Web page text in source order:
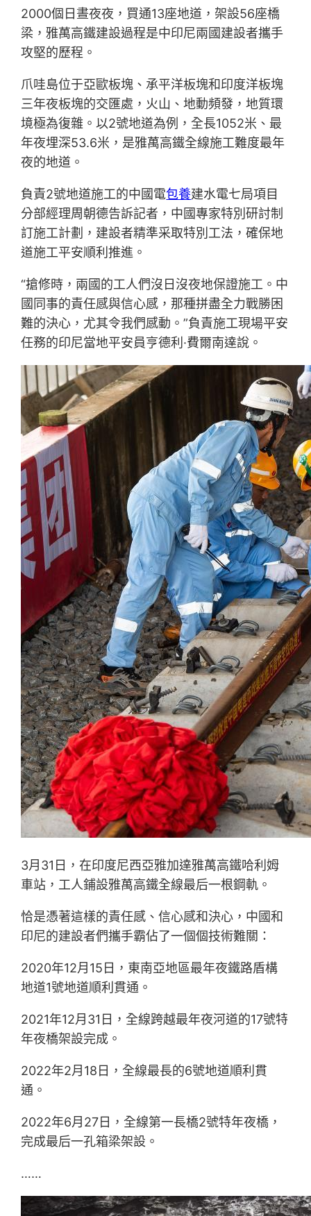
2000個日晝夜夜，買通13座地道，架設56座橋
梁，雅萬高鐵建設過程是中印尼兩國建設者攜手
攻堅的歷程。
爪哇島位于亞歐板塊、承平洋板塊和印度洋板塊
三年夜板塊的交匯處，火山、地動頻發，地質環
境極為復雜。以2號地道為例，全長1052米、最
年夜埋深53.6米，是雅萬高鐵全線施工難度最年
夜的地道。
負責2號地道施工的中國電包養建水電七局項目
分部經理周朝德告訴記者，中國專家特別研討制
訂施工計劃，建設者精準采取特別工法，確保地
道施工平安順利推進。
“搶修時，兩國的工人們沒日沒夜地保證施工。中
國同事的責任感與信心感，那種拼盡全力戰勝困
難的決心，尤其令我們感動。”負責施工現場平安
任務的印尼當地平安員亨德利·費爾南達說。
3月31日，在印度尼西亞雅加達雅萬高鐵哈利姆
車站，工人鋪設雅萬高鐵全線最后一根鋼軌。
恰是憑著這樣的責任感、信心感和決心，中國和
印尼的建設者們攜手霸佔了一個個技術難關：
2020年12月15日，東南亞地區最年夜鐵路盾構
地道1號地道順利貫通。
2021年12月31日，全線跨越最年夜河道的17號特
年夜橋架設完成。
2022年2月18日，全線最長的6號地道順利貫
通。
2022年6月27日，全線第一長橋2號特年夜橋，
完成最后一孔箱梁架設。
……